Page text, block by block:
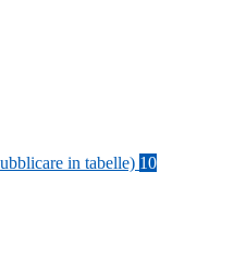
in tabelle) 10